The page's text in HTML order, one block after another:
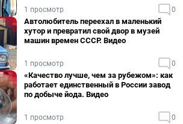
1 просмотр 0
Автолюбитель переехал в маленький
хутор и превратил свой двор в музей
машин времен СССР. Видео
1 просмотр 0
«Качество лучше, чем за рубежом»: как
работает единственный в России завод
по добыче йода. Видео
1 просмотр 0